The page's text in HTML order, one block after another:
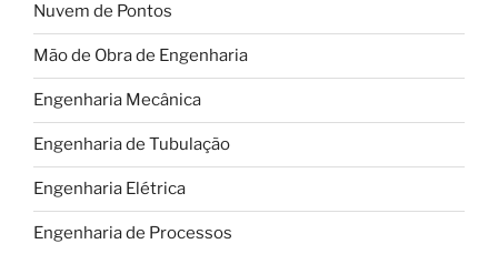
do
policarbonato
em
coberturas?”
Nuvem de Pontos
Mão de Obra de Engenharia
Engenharia Mecânica
Engenharia de Tubulação
Engenharia Elétrica
Engenharia de Processos